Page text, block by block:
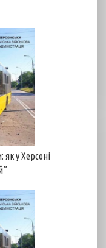
як у Херсоні